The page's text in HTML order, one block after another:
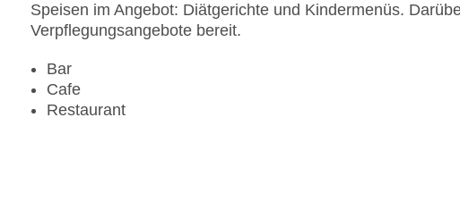
Speisen im Angebot: Diätgerichte und Kindermenüs.
Verpflegungsangebote bereit.
Bar
Cafe
Restaurant